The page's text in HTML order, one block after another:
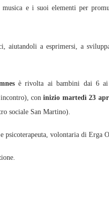
e i suoi elementi per
aiutandoli a esprimersi, a
è rivolta ai bambini dai 6
coninizio martedì 23
sociale San Martino).
psicoterapeuta, volontaria di Erga